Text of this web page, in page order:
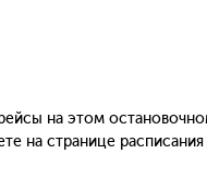
на этом
на странице